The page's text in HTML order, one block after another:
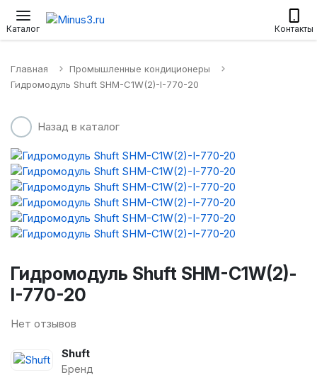
Каталог Контакты
Настенные сплит-системы
Главная
Промышленные кондиционеры
Гидромодуль Shuft SHM-C1W(2)-I-770-20
Назад в каталог
Гидромодуль Shuft SHM-C1W(2)-
I-770-20
Нет отзывов
Shuft
Бренд